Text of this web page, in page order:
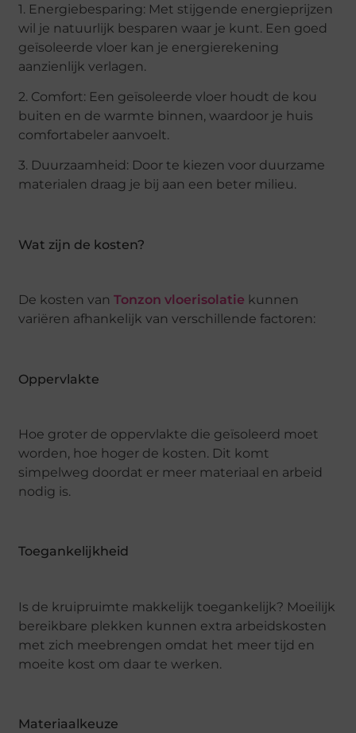
1. Energiebesparing: Met stijgende energieprijzen
wil je natuurlijk besparen waar je kunt. Een goed
geïsoleerde vloer kan je energierekening
aanzienlijk verlagen.
2. Comfort: Een geïsoleerde vloer houdt de kou
buiten en de warmte binnen, waardoor je huis
comfortabeler aanvoelt.
3. Duurzaamheid: Door te kiezen voor duurzame
materialen draag je bij aan een beter milieu.
Wat zijn de kosten?
De kosten vanTonzon vloerisolatie kunnen
variëren afhankelijk van verschillende factoren:
Oppervlakte
Hoe groter de oppervlakte die geïsoleerd moet
worden, hoe hoger de kosten. Dit komt
simpelweg doordat er meer materiaal en arbeid
nodig is.
Toegankelijkheid
Is de kruipruimte makkelijk toegankelijk? Moeilijk
bereikbare plekken kunnen extra arbeidskosten
met zich meebrengen omdat het meer tijd en
moeite kost om daar te werken.
Materiaalkeuze